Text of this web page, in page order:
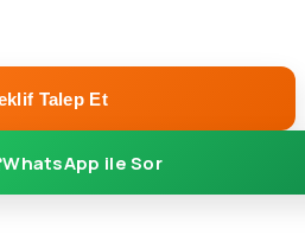
Talep Et
WhatsApp ile Sor